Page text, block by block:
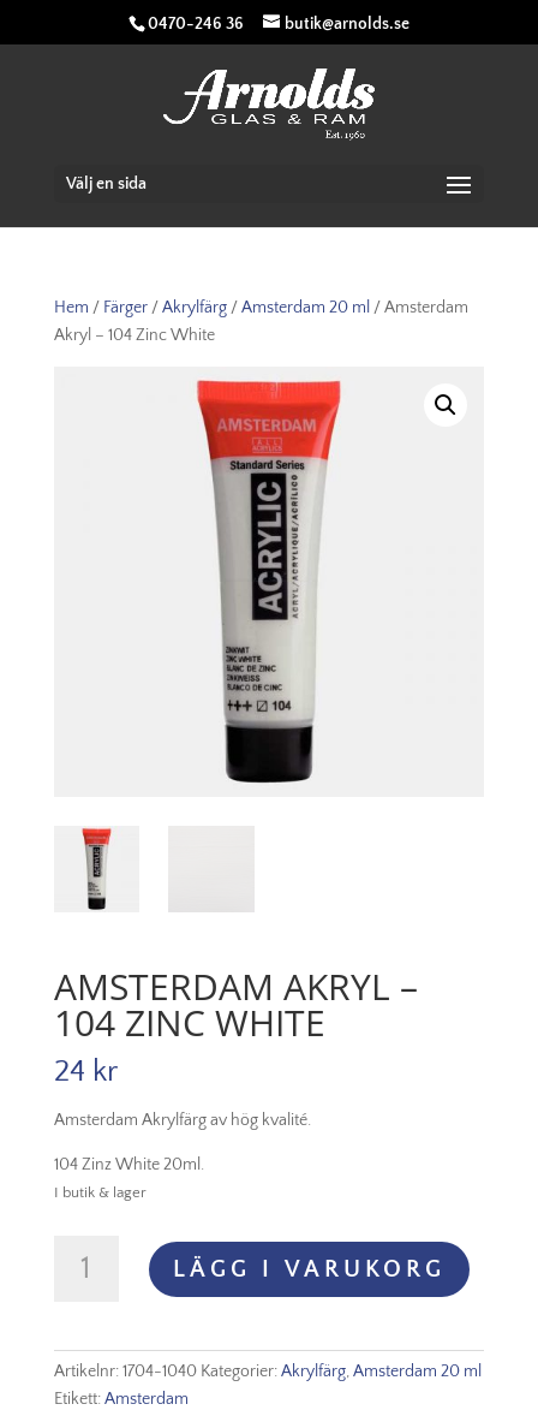
0470-246 36 butik@arnolds.se
Välj en sida
Hem / Färger/Akrylfärg/Amsterdam 20 ml / Amsterdam
Akryl – 104 Zinc White
AMSTERDAM AKRYL –
104 ZINC WHITE
24 kr
Amsterdam Akrylfärg av hög kvalité.
104 Zinz White 20ml.
I butik & lager
Akryl
LÄGG I VARUKORG
Artikelnr:1704-1040 Kategorier:Akrylfärg,Amsterdam 20 ml
Etikett:Amsterdam